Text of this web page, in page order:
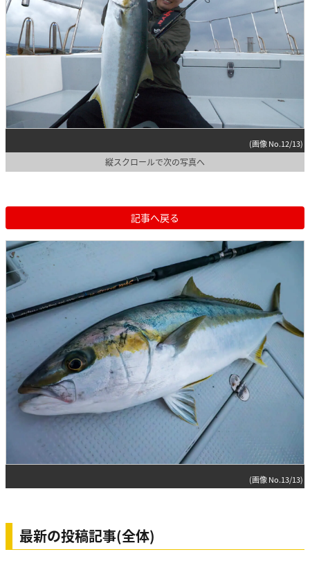
(画像 No.12/13)
縦スクロールで次の写真へ
記事へ戻る
(画像 No.13/13)
最新の投稿記事(全体)